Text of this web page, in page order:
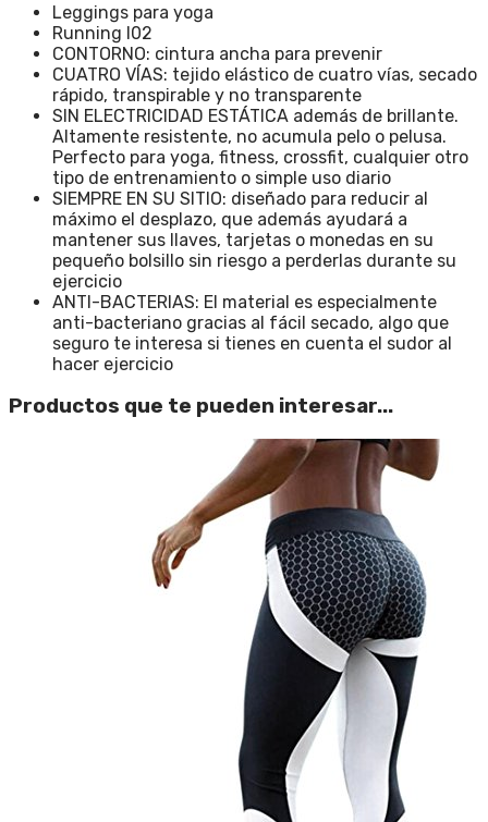
Leggings para yoga
Running l02
CONTORNO: cintura ancha para prevenir
CUATRO VÍAS: tejido elástico de cuatro vías, secado
rápido, transpirable y no transparente
SIN ELECTRICIDAD ESTÁTICA además de brillante.
Altamente resistente, no acumula pelo o pelusa.
Perfecto para yoga, fitness, crossfit, cualquier otro
tipo de entrenamiento o simple uso diario
SIEMPRE EN SU SITIO: diseñado para reducir al
máximo el desplazo, que además ayudará a
mantener sus llaves, tarjetas o monedas en su
pequeño bolsillo sin riesgo a perderlas durante su
ejercicio
ANTI-BACTERIAS: El material es especialmente
anti-bacteriano gracias al fácil secado, algo que
seguro te interesa si tienes en cuenta el sudor al
hacer ejercicio
Productos que te pueden interesar...